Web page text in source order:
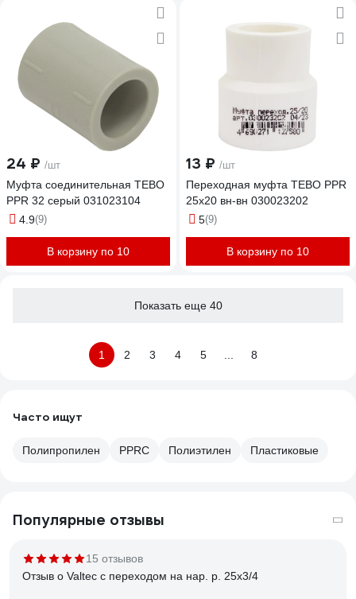
24 ₽ /шт
Муфта соединительная TEBO
PPR 32 серый 031023104
4.9(9)
В корзину по 10
13 ₽ /шт
Переходная муфта TEBO PPR
25x20 вн-вн 030023202
5(9)
В корзину по 10
Показать еще 40
1 2 3 4 5 8
Часто ищут
Полипропилен PPRC Полиэтилен Пластиковые
Популярные отзывы
15 отзывов
Отзыв о Valtec с переходом на нар. р. 25х3/4